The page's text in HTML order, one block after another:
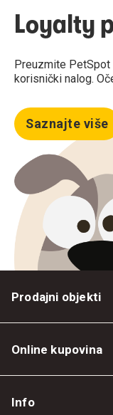
Loyalty
Preuzmite
korisnički nalog.
Saznajte više
Prodajni objekti
Online kupovina
Info